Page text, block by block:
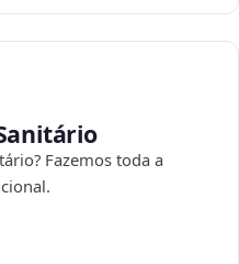
Fazemos toda a